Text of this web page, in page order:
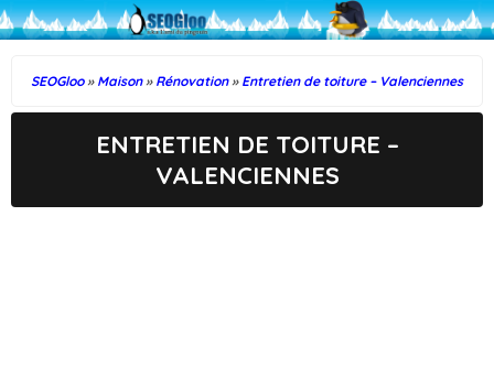
SEOGloo » Maison » Rénovation » Entretien de toiture – Valenciennes
ENTRETIEN DE TOITURE –
VALENCIENNES